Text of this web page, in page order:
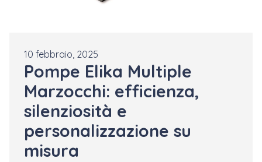
10 febbraio, 2025
Pompe Elika Multiple
Marzocchi: efficienza,
silenziosità e
personalizzazione su
misura